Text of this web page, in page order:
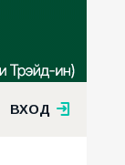
ВХОД